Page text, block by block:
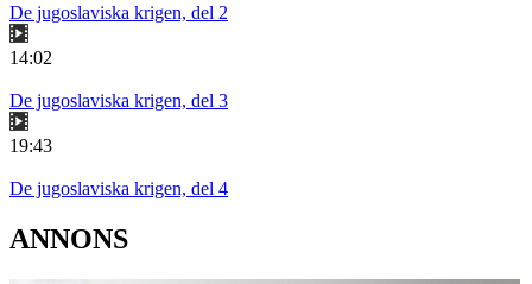
De jugoslaviska krigen, del 2
14:02
De jugoslaviska krigen, del 3
19:43
De jugoslaviska krigen, del 4
ANNONS